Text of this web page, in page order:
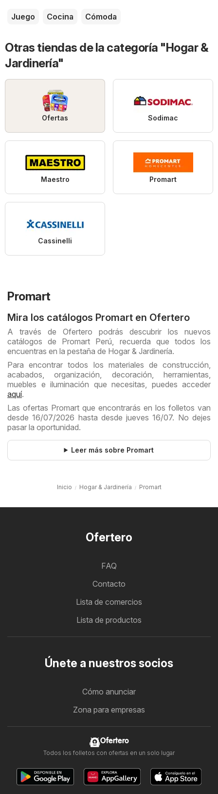
Juego Cocina Cómoda
Otras tiendas de la categoría "Hogar &
Jardinería"
Ofertas Sodimac
Maestro Promart
Cassinelli
Promart
Mira los catálogos Promart en Ofertero
A través de Ofertero podrás descubrir los nuevos
catálogos de Promart Perú, recuerda que todos los
encuentras en la pestaña de Hogar & Jardinería.
Para encontrar todos los materiales de construcción,
acabados, organización, decoración, herramientas,
muebles e iluminación que necesitas, puedes acceder
aquí.
Las ofertas Promart que encontrarás en los folletos van
desde 16/07/2026 hasta desde jueves 16/07. No dejes
pasar la oportunidad.
Leer más sobre Promart
Inicio Hogar & Jardinería Promart
Ofertero
FAQ
Contacto
Lista de comercios
Lista de productos
Únete a nuestros socios
Cómo anunciar
Zona para empresas
Ofertero
Todos los folletos con ofertas en un solo lugar